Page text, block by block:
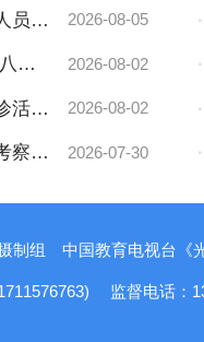
员培
2026-08-05 ·
一
2026-08-02 ·
活动
2026-08-02 ·
察交
2026-07-30 ·
制组 中国教育电视台《
监督电话：